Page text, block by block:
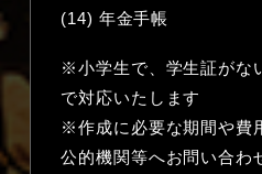
(14) 年金手帳
※小学生で、学生証がな
で対応いたします
※作成に必要な期間や費
公的機関等へお問い合わ